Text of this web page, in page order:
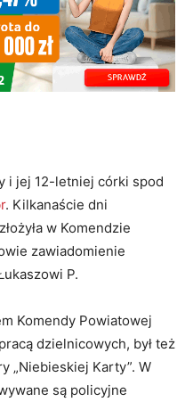
i jej 12-letniej córki spod
. Kilkanaście dni
w Komendzie
zawiadomienie
P.
Komendy Powiatowej
dzielnicowych, był też
„Niebieskiej Karty”. W
są policyjne